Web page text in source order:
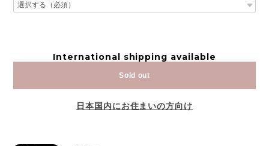
International shipping available
Sold out
日本国内にお住まいの方向け